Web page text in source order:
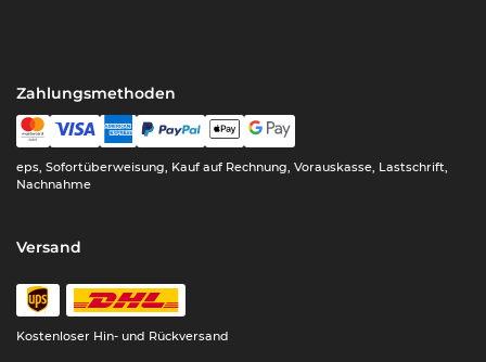
Zahlungsmethoden
eps, Sofortüberweisung, Kauf auf Rechnung, Vorauskasse, Lastschrift,
Nachnahme
Versand
Kostenloser Hin- und Rückversand